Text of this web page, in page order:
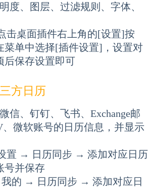
度、图层、过滤规则、字体、
击桌面插件右上角的[设置]按
菜单中选择[插件设置]，设置对
后保存设置即可
方日历
信、钉钉、飞书、Exchange邮
、微软账号的日历信息，并显示
置 → 日历同步 → 添加对应日历
号并保存
我的 → 日历同步 → 添加对应日